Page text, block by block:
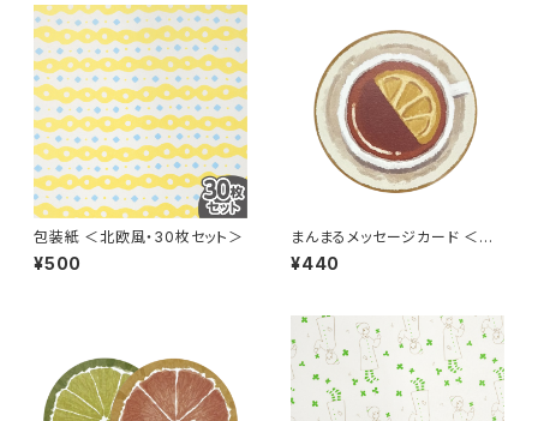
包装紙 ＜北欧風・30枚セット＞
¥500
まんまるメッセージカード ＜レ
モンティー・5枚セット＞
¥440